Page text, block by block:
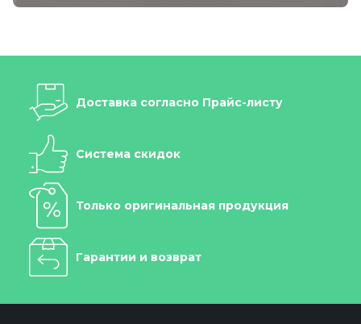
Доставка согласно Прайс-листу
Система скидок
Только оригинальная продукция
Гарантии и возврат